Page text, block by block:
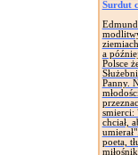
Surdut
a
Polsce
Panny.
smierci:
chciał,
poeta,